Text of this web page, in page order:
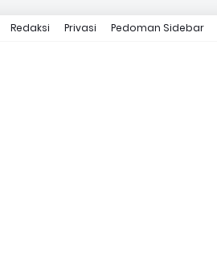
Redaksi Privasi Pedoman Sidebar